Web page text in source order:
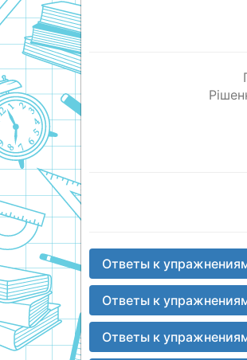
Ответы к
Ответы к
Ответы к